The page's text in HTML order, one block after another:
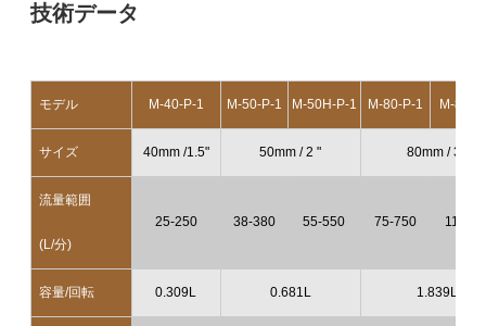
技術データ
モデル M-40-P-1 M-50-P-1 M-50H-P-1 M-80-P-1 M-
サイズ 40mm /1.5" 50mm / 2 " 80mm / 3 "
流量範囲
(L/分)
25-250 38-380 55-550 75-750 115-
容量/回転 0.309L 0.681L 1.839L